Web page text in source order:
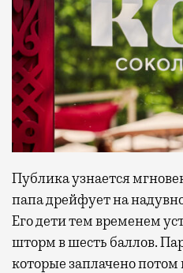
Публика узнается
папа дрейфует на
Его дети тем временем
шторм в шесть баллов.
которые заплачено